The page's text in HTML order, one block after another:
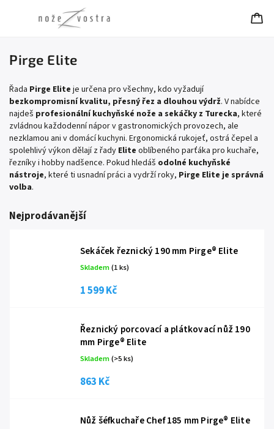
Pirge Elite
Řada Pirge Elite je určena pro všechny, kdo vyžadují
bezkompromisní kvalitu, přesný řez a dlouhou výdrž. V nabídce
najdeš profesionální kuchyňské nože a sekáčky z Turecka, které
zvládnou každodenní nápor v gastronomických provozech, ale
nezklamou ani v domácí kuchyni. Ergonomická rukojeť, ostrá čepel a
spolehlivý výkon dělají z řady Elite oblíbeného parťáka pro kuchaře,
řezníky i hobby nadšence. Pokud hledáš odolné kuchyňské
nástroje, které ti usnadní práci a vydrží roky, Pirge Elite je správná
volba.
Nejprodávanější
Sekáček řeznický 190 mm Pirge® Elite
Skladem(1 ks)
1 599 Kč
Řeznický porcovací a plátkovací nůž 190
mm Pirge® Elite
Skladem(>5 ks)
863 Kč
Nůž šéfkuchaře Chef 185 mm Pirge® Elite